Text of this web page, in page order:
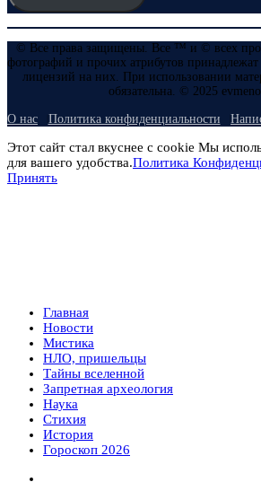
© Все права защищены. Все ™ и © всех
фотографий и прочих атрибутов
лицензий на них. При использовании
обязательна. © 2025
О нас Политика конфиденциальности
Этот сайт стал вкуснее с cookie Мы
для вашего удобства.Политика
Принять
Главная
Новости
Мистика
НЛО, пришельцы
Тайны вселенной
Запретная археология
Наука
Стихия
История
Гороскоп 2026